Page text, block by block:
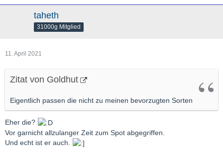
taheth
31000g Mitglied
11. April 2021
Zitat von Goldhut
Eigentlich passen die nicht zu meinen bevorzugten Sorten
Eher die?
Vor garnicht allzulanger Zeit zum Spot abgegriffen.
Und echt ist er auch.